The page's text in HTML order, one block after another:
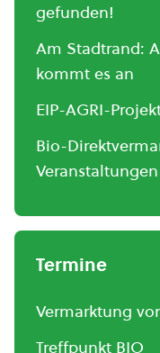
gefunden!
Am Stadtrand:
kommt es an
EIP-AGRI-
Bio-
Termine
Vermarktung
Treffpunkt BIO